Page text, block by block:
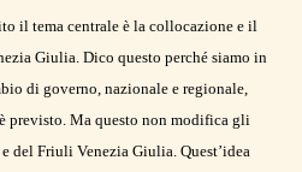
il tema centrale è la collocazione e il
Giulia. Dico questo perché siamo in
di governo, nazionale e regionale,
previsto. Ma questo non modifica gli
del Friuli Venezia Giulia. Quest’idea